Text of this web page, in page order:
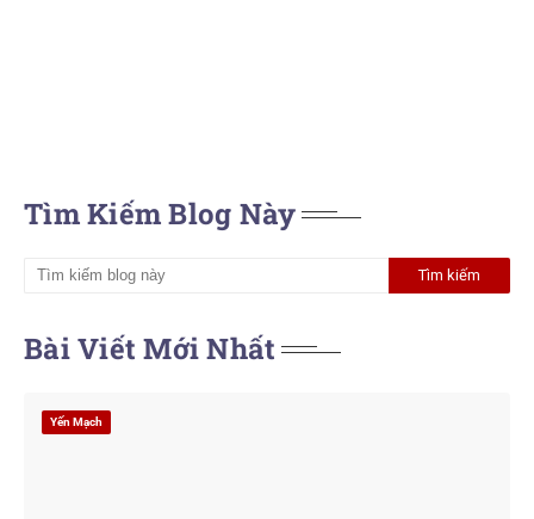
Tìm Kiếm Blog Này
Bài Viết Mới Nhất
Yến Mạch